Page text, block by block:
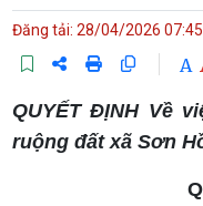
Đăng tải: 28/04/2026 07:45
A
QUYẾT ĐỊNH Về
ruộng đất xã Sơn